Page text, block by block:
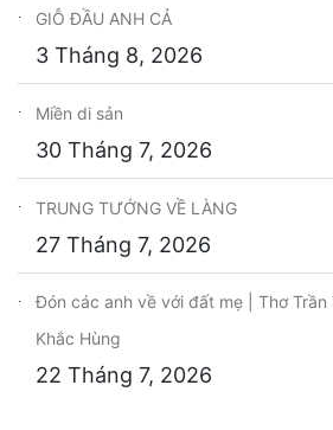
GIỖ ĐẦU ANH CẢ
3 Tháng 8, 2026
Miền di sản
30 Tháng 7, 2026
TRUNG TƯỚNG VỀ LÀNG
27 Tháng 7, 2026
Đón các anh về với đất mẹ | Thơ Trần
Khắc Hùng
22 Tháng 7, 2026